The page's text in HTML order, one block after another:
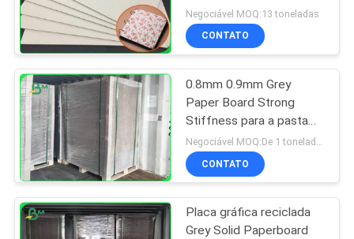
o caderno da capa dura
Negociável MOQ:13 toneladas
CONTATO
0.8mm 0.9mm Grey
Paper Board Strong
Stiffness para a pasta
de arquivos
Negociável MOQ:De 1 toneladas para o tamanho comum & as 10 toneladas para o tamanho especial
CONTATO
Placa gráfica reciclada
Grey Solid Paperboard